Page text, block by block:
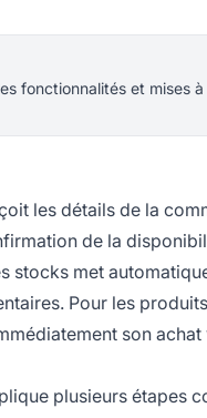
fonctionnalités et mises à
les détails de la
de la
stocks met
Pour les
son
plusieurs étapes